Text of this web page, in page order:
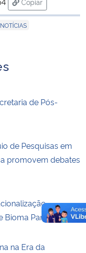
para área de
NOTÍCIAS
de Pós-
de Pesquisas em
promovem debates
Bioma Pampa
na Era da